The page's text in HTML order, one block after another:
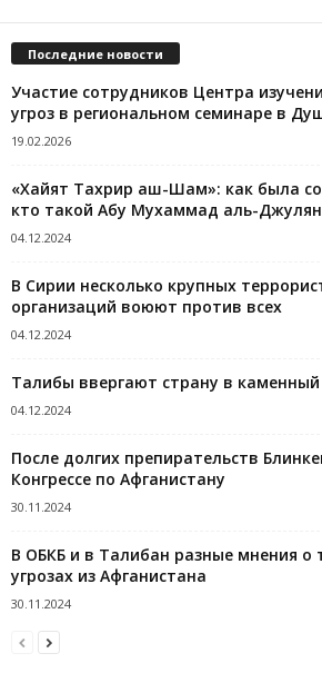
Последние новости
Участие сотрудников Центра
угроз в региональном семинаре в
19.02.2026
«Хайят Тахрир аш-Шам»: как была
кто такой Абу Мухаммад аль-
04.12.2024
В Сирии несколько крупных
организаций воюют против всех
04.12.2024
Талибы ввергают страну в каменный
04.12.2024
После долгих препирательств
Конгрессе по Афганистану
30.11.2024
В ОБКБ и в Талибан разные мнения о
угрозах из Афганистана
30.11.2024